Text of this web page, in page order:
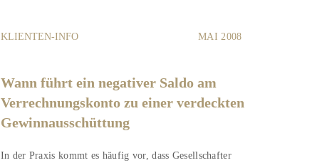
KLIENTEN-INFO MAI 2008
Wann führt ein negativer Saldo am
Verrechnungskonto zu einer verdeckten
Gewinnausschüttung
In der Praxis kommt es häufig vor, dass Gesellschafter